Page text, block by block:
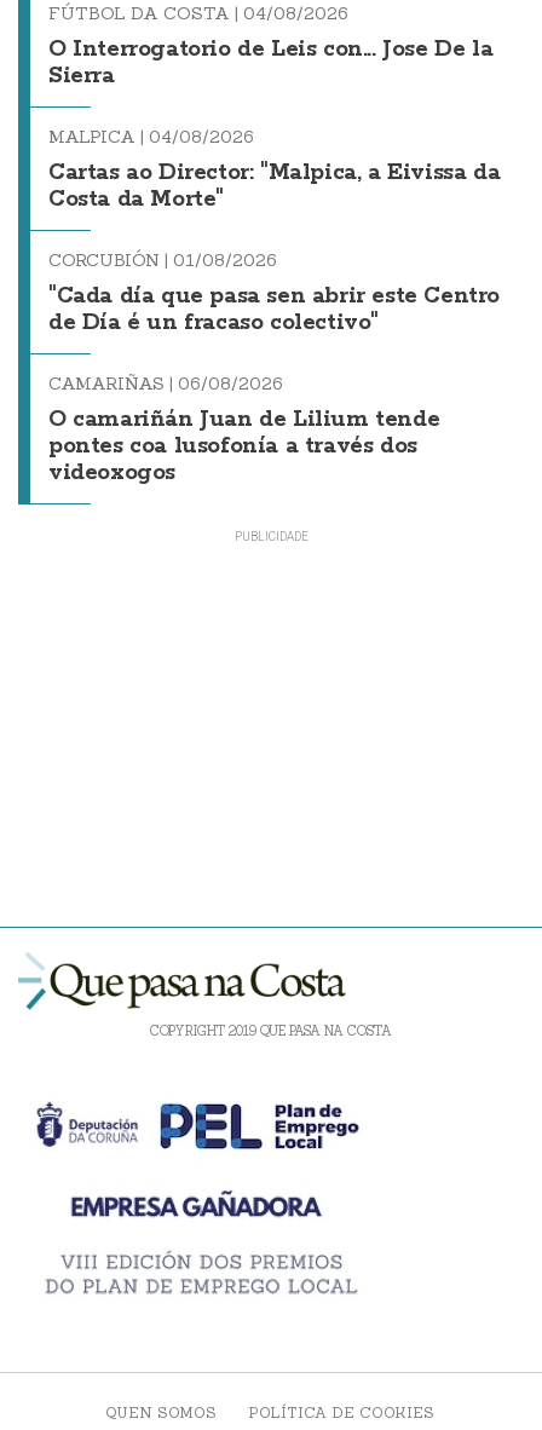
FÚTBOL DA COSTA | 04/08/2026
O Interrogatorio de Leis con... Jose De la
Sierra
MALPICA | 04/08/2026
Cartas ao Director: "Malpica, a Eivissa da
Costa da Morte"
CORCUBIÓN | 01/08/2026
"Cada día que pasa sen abrir este Centro
de Día é un fracaso colectivo"
CAMARIÑAS | 06/08/2026
O camariñán Juan de Lilium tende
pontes coa lusofonía a través dos
videoxogos
COPYRIGHT 2019 QUE PASA NA COSTA
QUEN SOMOS POLÍTICA DE COOKIES